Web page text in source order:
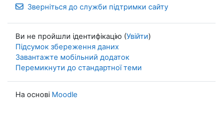
Зверніться до служби підтримки сайту
Ви не пройшли ідентифікацію (Увійти)
Підсумок збереження даних
Завантажте мобільний додаток
Перемикнути до стандартної теми
На основі Moodle